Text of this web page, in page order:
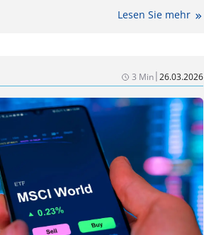
Lesen Sie mehr
3 Min|26.03.2026